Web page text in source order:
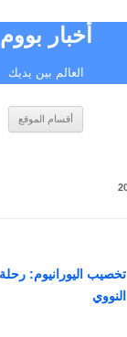
أخبار بووم
العالم بين يديك
أقسام الموقع
تخصيب اليورانيوم:
النووي